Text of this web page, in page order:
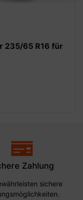
10t
Zahlung
sichere